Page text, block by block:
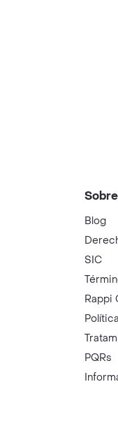
Blog
SIC
Rappi
PQRs